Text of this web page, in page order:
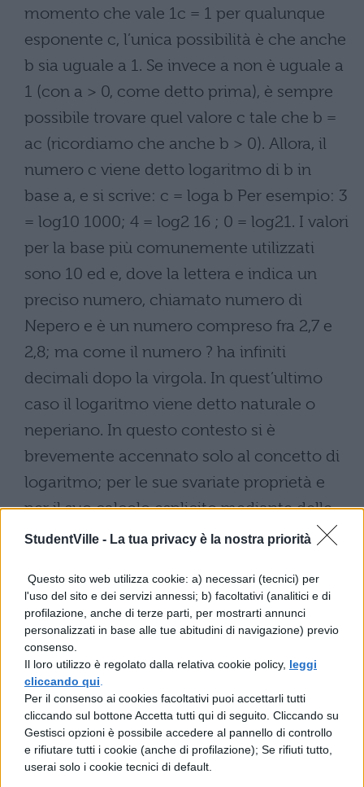
StudentVille - La tua privacy è la nostra priorità
Questo sito web utilizza cookie: a) necessari (tecnici) per
l'uso del sito e dei servizi annessi; b) facoltativi (analitici e di
profilazione, anche di terze parti, per mostrarti annunci
personalizzati in base alle tue abitudini di navigazione) previo
consenso.
Il loro utilizzo è regolato dalla relativa cookie policy, leggi
cliccando qui
Per il consenso ai cookies facoltativi puoi accettarli tutti
cliccando sul bottone Accetta tutti qui di seguito. Cliccando su
Gestisci opzioni è possibile accedere al pannello di controllo
e rifiutare tutti i cookie (anche di profilazione); Se rifiuti tutto,
userai solo i cookie tecnici di default.
momento che vale 1c = 1 per qualunque
esponente c, l’unica possibilità è che anche
b sia uguale a 1. Se invece a non è uguale a
1 (con a > 0, come detto prima), è sempre
possibile trovare quel valore c tale che b =
ac (ricordiamo che anche b > 0). Allora, il
numero c viene detto logaritmo di b in
base a, e si scrive: c = loga b Per esempio: 3
= log10 1000; 4 = log2 16 ; 0 = log21. I valori
per la base più comunemente utilizzati
sono 10 ed e, dove la lettera e indica un
preciso numero, chiamato numero di
Nepero e è un numero compreso fra 2,7 e
2,8; ma come il numero ? ha infiniti
decimali dopo la virgola. In quest’ultimo
caso il logaritmo viene detto naturale o
neperiano. In questo contesto si è
brevemente accennato solo al concetto di
logaritmo; per le sue svariate proprietà e
per il suo calcolo esplicito mediante delle
tavole (per quanto al giorno d’oggi è
approssimativamente, con una semplice
calcolatrice) si rinvia ai testi di matematica
delle scuole medie inferiori e superiori.
Ovviamente l’uso dei logaritmi è ampio.
Compare in svariate espressioni di
grandezze e leggi fisiche o chimiche, e
permette di descrivere in forma
matematica l’evoluzione di molti fenomeni